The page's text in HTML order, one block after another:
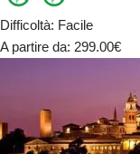
Difficoltà: Facile
A partire da: 299.00€